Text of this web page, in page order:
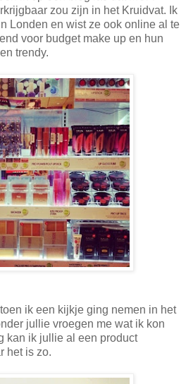
zou zijn in het Kruidvat. Ik
Londen en wist ze ook online al te
voor budget make up en hun
trendy.
ik een kijkje ging nemen in het
jullie vroegen me wat ik kon
kan ik jullie al een product
het is zo.